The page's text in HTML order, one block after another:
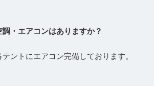
調・エアコンはありますか？
テントにエアコン完備しております。